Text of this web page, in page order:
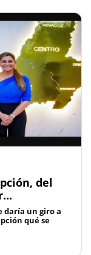
del
daría un giro a
qué se